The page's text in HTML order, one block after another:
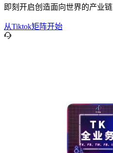
即刻开启创造面向世界的产业链
从Tiktok矩阵开始